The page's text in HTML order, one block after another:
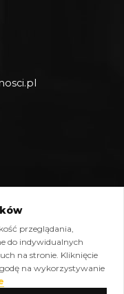
All Rights
przeglądania,
do indywidualnych
na stronie. Kliknięcie
na wykorzystywanie